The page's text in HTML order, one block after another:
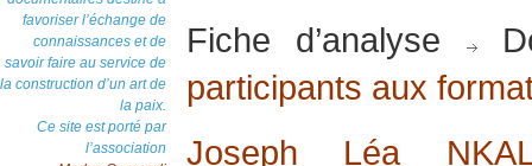
favoriser l’échange de
connaissances et de
savoir faire au service de
la construction d’un art de
la paix.
Ce site est porté par
l’association
Fiche d’analyse
participants aux
Joseph Léa